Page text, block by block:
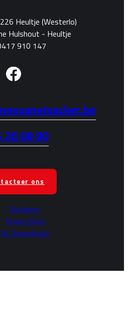
Heultje (Westerlo)
Hulshout - Heultje
910 147
26 08 90
ons
Disclaimer
Privacy Policy
By DesignStudio